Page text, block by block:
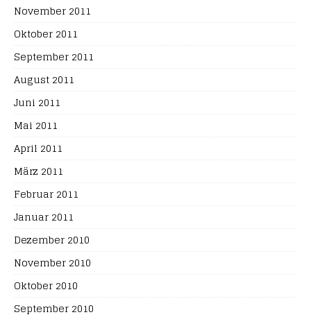
November 2011
Oktober 2011
September 2011
August 2011
Juni 2011
Mai 2011
April 2011
März 2011
Februar 2011
Januar 2011
Dezember 2010
November 2010
Oktober 2010
September 2010